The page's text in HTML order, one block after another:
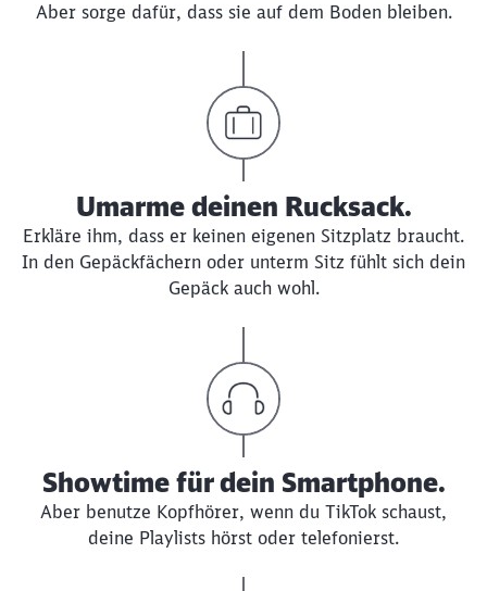
Aber sorge dafür, dass sie auf dem Boden bleiben.
Umarme deinen Rucksack.
Erkläre ihm, dass er keinen eigenen Sitzplatz braucht.
In den Gepäckfächern oder unterm Sitz fühlt sich dein
Gepäck auch wohl.
Showtime für dein Smartphone.
Aber benutze Kopfhörer, wenn du TikTok schaust,
deine Playlists hörst oder telefonierst.